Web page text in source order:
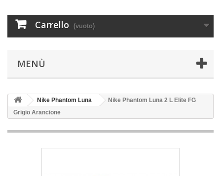
Carrello (vuoto)
MENÙ
Nike Phantom Luna
Nike Phantom Luna 2 L Elite FG
Grigio Arancione